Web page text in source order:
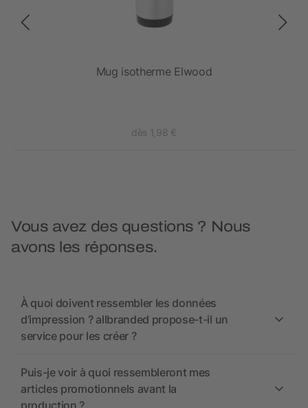
Mug isotherme Elwood
dès 1,98 €
Vous avez des questions ? Nous
avons les réponses.
À quoi doivent ressembler les données
d’impression ? allbranded propose-t-il un
service pour les créer ?
Puis-je voir à quoi ressembleront mes
articles promotionnels avant la